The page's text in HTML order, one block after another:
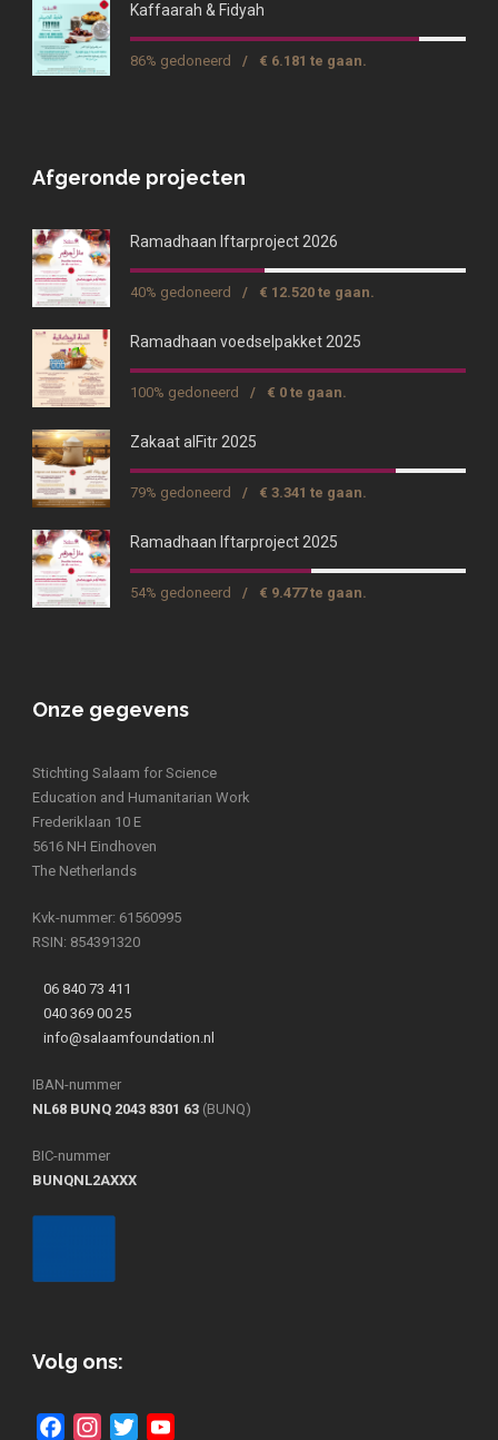
Kaffaarah & Fidyah
86% gedoneerd / € 6.181 te gaan.
Afgeronde projecten
Ramadhaan Iftarproject 2026
40% gedoneerd / € 12.520 te gaan.
Ramadhaan voedselpakket 2025
100% gedoneerd / € 0 te gaan.
Zakaat alFitr 2025
79% gedoneerd / € 3.341 te gaan.
Ramadhaan Iftarproject 2025
54% gedoneerd / € 9.477 te gaan.
Onze gegevens
Stichting Salaam for Science
Education and Humanitarian Work
Frederiklaan 10 E
5616 NH Eindhoven
The Netherlands
Kvk-nummer: 61560995
RSIN: 854391320
06 840 73 411
040 369 00 25
info@salaamfoundation.nl
IBAN-nummer
NL68 BUNQ 2043 8301 63 (BUNQ)
BIC-nummer
BUNQNL2AXXX
Volg ons:
FacebookInstagram
Twitter